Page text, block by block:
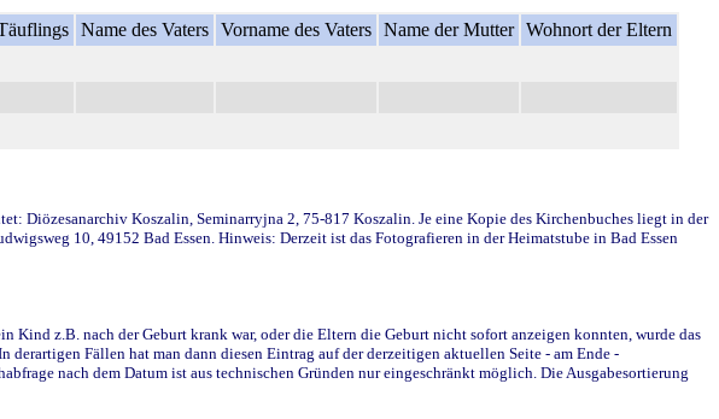
Name des Vaters Vorname des Vaters Name der Mutter Wohnort der Eltern
Diözesanarchiv Koszalin, Seminarryjna 2, 75-817 Koszalin. Je eine Kopie des Kirchenbuches liegt in der
10, 49152 Bad Essen. Hinweis: Derzeit ist das Fotografieren in der Heimatstube in Bad Essen
z.B. nach der Geburt krank war, oder die Eltern die Geburt nicht sofort anzeigen konnten, wurde das
Fällen hat man dann diesen Eintrag auf der derzeitigen aktuellen Seite - am Ende -
nach dem Datum ist aus technischen Gründen nur eingeschränkt möglich. Die Ausgabesortierung